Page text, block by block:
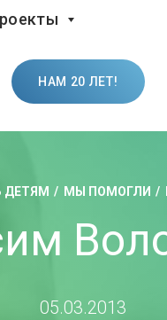
НАМ 20 ЛЕТ!
МЫ ПОМОГЛИ
05.03.2013